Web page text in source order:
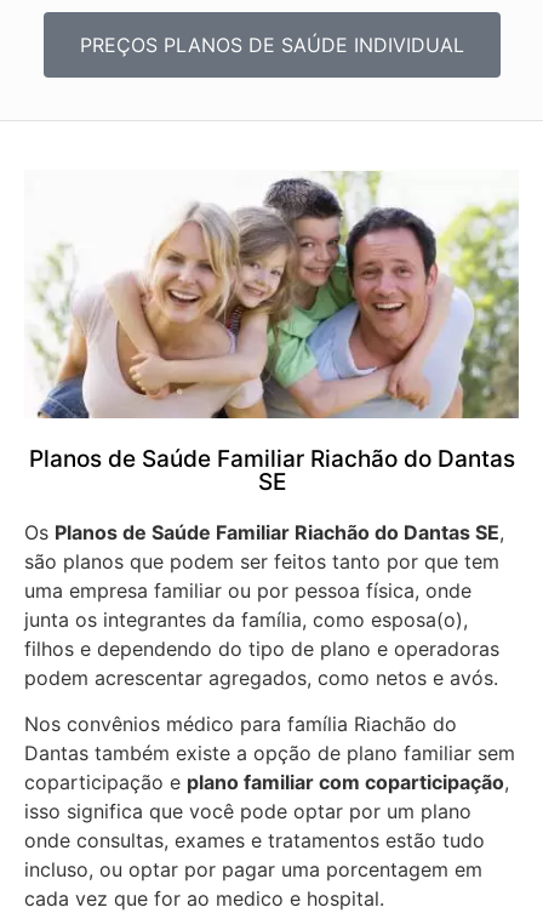
PREÇOS PLANOS DE SAÚDE INDIVIDUAL
Planos de Saúde Familiar Riachão do Dantas
SE
Os Planos de Saúde Familiar Riachão do Dantas SE,
são planos que podem ser feitos tanto por que tem
uma empresa familiar ou por pessoa física, onde
junta os integrantes da família, como esposa(o),
filhos e dependendo do tipo de plano e operadoras
podem acrescentar agregados, como netos e avós.
Nos convênios médico para família Riachão do
Dantas também existe a opção de plano familiar sem
coparticipação e plano familiar com coparticipação,
isso significa que você pode optar por um plano
onde consultas, exames e tratamentos estão tudo
incluso, ou optar por pagar uma porcentagem em
cada vez que for ao medico e hospital.